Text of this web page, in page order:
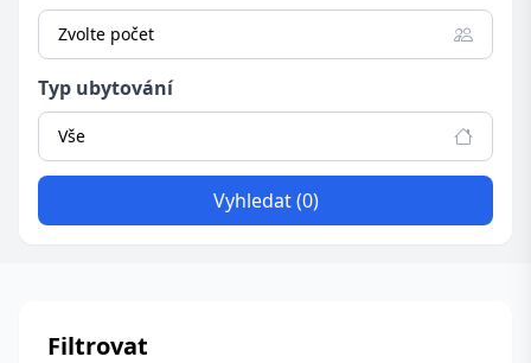
Zvolte počet
Typ ubytování
Vše
Vyhledat (0)
Filtrovat